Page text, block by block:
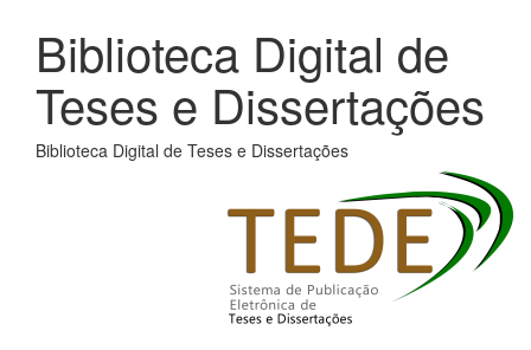
Biblioteca Digital de
Teses e Dissertações
Biblioteca Digital de Teses e Dissertações